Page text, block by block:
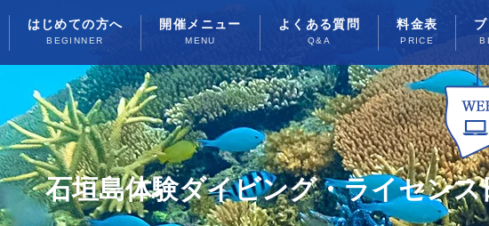
はじめての方へ
BEGINNER
開催メニュー
MENU
よくある質問
Q&A
料金表
PRICE
石垣島体験ダイビング・ライセンス